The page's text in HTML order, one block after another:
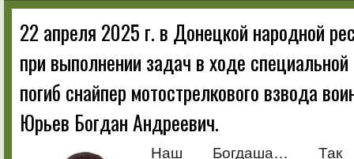
22 апреля 2025 г. в Донецкой народной
при выполнении задач в ходе
погиб снайпер мотострелкового взвода
Юрьев Богдан Андреевич.
Наш Богдаша… Так